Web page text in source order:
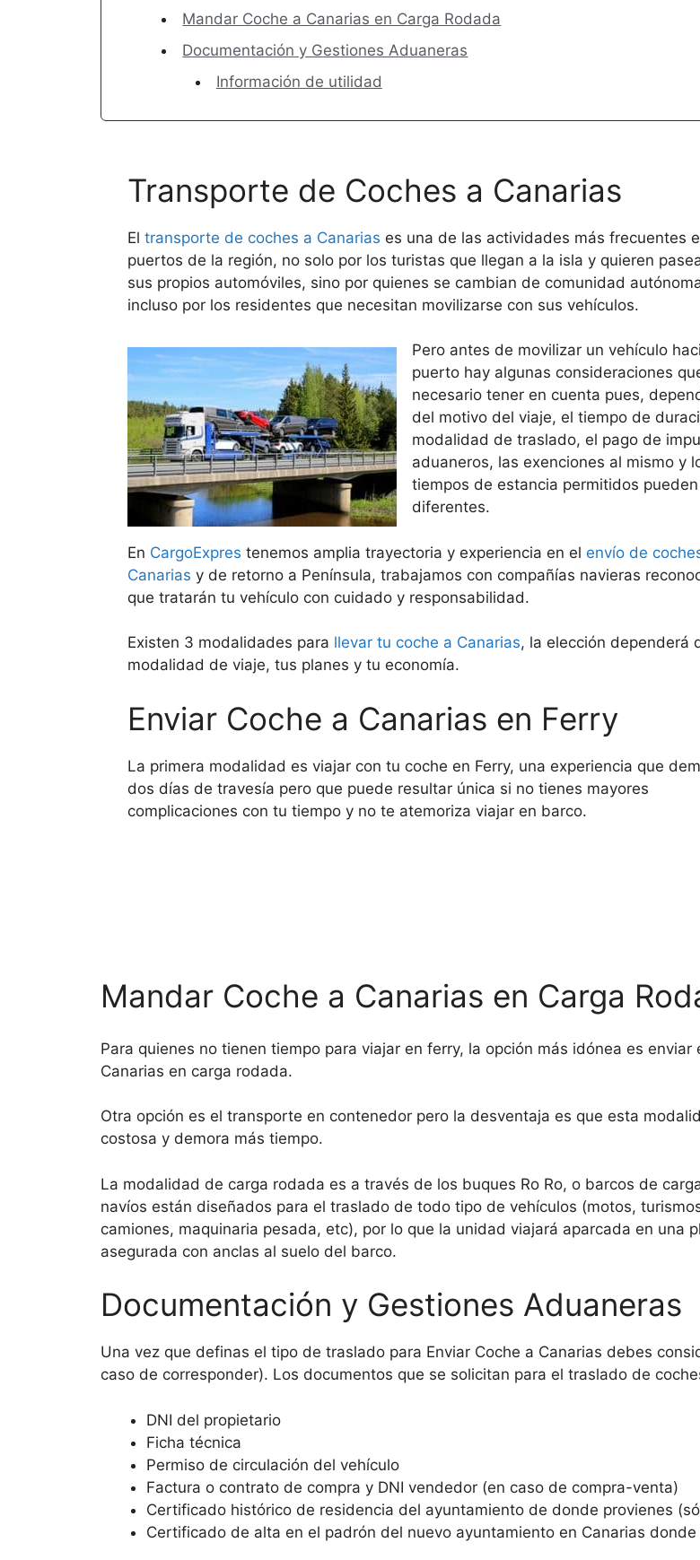
Mandar Coche a Canarias en Carga Rodada
Documentación y Gestiones Aduaneras
Información de utilidad
Transporte de Coches a Canarias
Eltransporte de coches a Canarias es una de las actividades más frecuentes
puertos de la región, no solo por los turistas que llegan a la isla y quieren
sus propios automóviles, sino por quienes se cambian de comunidad
incluso por los residentes que necesitan movilizarse con sus vehículos.
Pero antes de movilizar un vehículo
puerto hay algunas consideraciones
necesario tener en cuenta pues,
del motivo del viaje, el tiempo de
modalidad de traslado, el pago de
aduaneros, las exenciones al mismo y
tiempos de estancia permitidos
diferentes.
En CargoExpres tenemos amplia trayectoria y experiencia en el envío de
Canarias y de retorno a Península, trabajamos con compañías navieras
que tratarán tu vehículo con cuidado y responsabilidad.
Existen 3 modalidades para llevar tu coche a Canarias, la elección dependerá
modalidad de viaje, tus planes y tu economía.
Enviar Coche a Canarias en Ferry
La primera modalidad es viajar con tu coche en Ferry, una experiencia que
dos días de travesía pero que puede resultar única si no tienes mayores
complicaciones con tu tiempo y no te atemoriza viajar en barco.
Mandar Coche a Canarias en Carga
Para quienes no tienen tiempo para viajar en ferry, la opción más idónea es enviar
Canarias en carga rodada.
Otra opción es el transporte en contenedor pero la desventaja es que esta
costosa y demora más tiempo.
La modalidad de carga rodada es a través de los buques Ro Ro, o barcos de
navíos están diseñados para el traslado de todo tipo de vehículos (motos,
camiones, maquinaria pesada, etc), por lo que la unidad viajará aparcada en una
asegurada con anclas al suelo del barco.
Documentación y Gestiones Aduaneras
Una vez que definas el tipo de traslado para Enviar Coche a Canarias debes
caso de corresponder). Los documentos que se solicitan para el traslado de
DNI del propietario
Ficha técnica
Permiso de circulación del vehículo
Factura o contrato de compra y DNI vendedor (en caso de compra-venta)
Certificado histórico de residencia del ayuntamiento de donde provienes
Certificado de alta en el padrón del nuevo ayuntamiento en Canarias